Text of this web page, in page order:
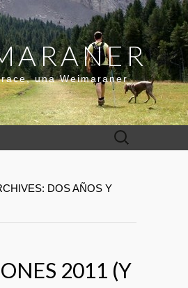
una Weimaraner
Buscar:
DOS AÑOS Y
2011 (Y